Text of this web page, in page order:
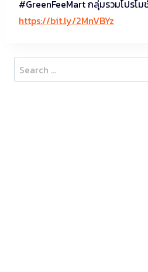
#GreenFeeMart กลุ่มรวมโปรโ
https://bit.ly/2MnVBYz
Search
for: